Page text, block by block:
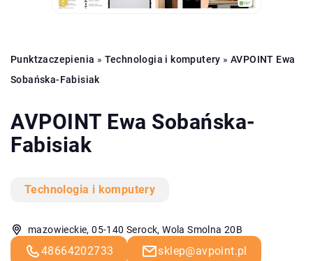
Punktzaczepienia » Technologia i komputery »AVPOINT Ewa
Sobańska-Fabisiak
AVPOINT Ewa Sobańska-
Fabisiak
Technologia i komputery
mazowieckie, 05-140 Serock, Wola Smolna 20B
48664202733
sklep@avpoint.pl